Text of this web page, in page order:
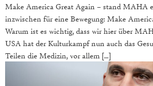
Make America Great Again – stand MAHA
inzwischen für eine Bewegung: Make
Warum ist es wichtig, dass wir hier über
USA hat der Kulturkampf nun auch das
Teilen die Medizin, vor allem […]